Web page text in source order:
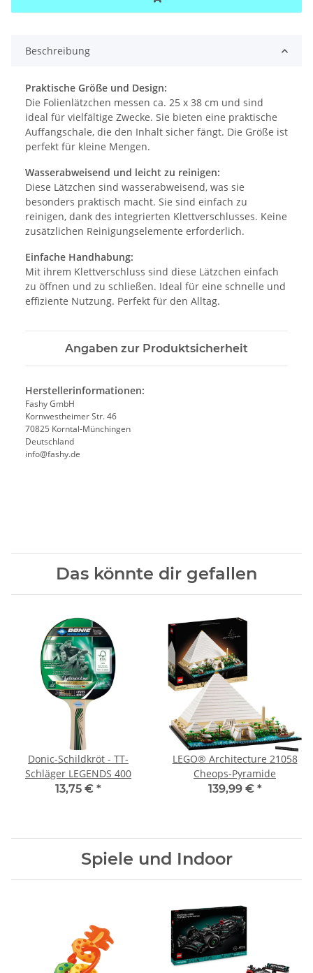
Beschreibung
Praktische Größe und Design:
Die Folienlätzchen messen ca. 25 x 38 cm und sind
ideal für vielfältige Zwecke. Sie bieten eine praktische
Auffangschale, die den Inhalt sicher fängt. Die Größe ist
perfekt für kleine Mengen.
Wasserabweisend und leicht zu reinigen:
Diese Lätzchen sind wasserabweisend, was sie
besonders praktisch macht. Sie sind einfach zu
reinigen, dank des integrierten Klettverschlusses. Keine
zusätzlichen Reinigungselemente erforderlich.
Einfache Handhabung:
Mit ihrem Klettverschluss sind diese Lätzchen einfach
zu öffnen und zu schließen. Ideal für eine schnelle und
effiziente Nutzung. Perfekt für den Alltag.
Angaben zur Produktsicherheit
Herstellerinformationen:
Fashy GmbH
Kornwestheimer Str. 46
70825 Korntal-Münchingen
Deutschland
info@fashy.de
Das könnte dir gefallen
Donic-Schildkröt - TT-
Schläger LEGENDS 400
13,75 € *
LEGO® Architecture 21058
Cheops-Pyramide
139,99 € *
Spiele und Indoor